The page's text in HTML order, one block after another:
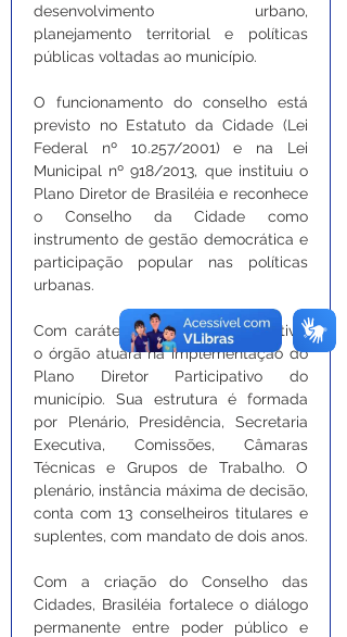
desenvolvimento urbano,
planejamento territorial e políticas
públicas voltadas ao município.
O funcionamento do conselho está
previsto no Estatuto da Cidade (Lei
Federal nº 10.257/2001) e na Lei
Municipal nº 918/2013, que instituiu o
Plano Diretor de Brasiléia e reconhece
o Conselho da Cidade como
instrumento de gestão democrática e
participação popular nas políticas
urbanas.
Com caráter consultivo e propositivo,
o órgão atuará na implementação do
Plano Diretor Participativo do
município. Sua estrutura é formada
por Plenário, Presidência, Secretaria
Executiva, Comissões, Câmaras
Técnicas e Grupos de Trabalho. O
plenário, instância máxima de decisão,
conta com 13 conselheiros titulares e
suplentes, com mandato de dois anos.
Com a criação do Conselho das
Cidades, Brasiléia fortalece o diálogo
permanente entre poder público e